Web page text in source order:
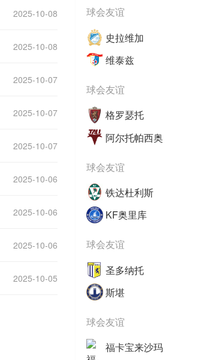
2025-10-08
2025-10-08
2025-10-07
2025-10-07
2025-10-07
2025-10-06
2025-10-06
2025-10-06
2025-10-05
球会友谊
史拉维加
维泰兹
球会友谊
格罗瑟托
阿尔托帕西奥
球会友谊
铁达杜利斯
KF奥里库
球会友谊
圣多纳托
斯堪
球会友谊
福卡宝来沙玛